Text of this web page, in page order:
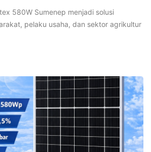
580W Sumenep menjadi solusi
pelaku usaha, dan sektor agrikultur